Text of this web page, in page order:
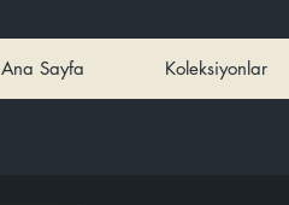
Ana Sayfa Koleksiyonlar